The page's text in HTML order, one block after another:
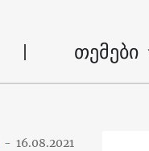
თემები
- 16.08.2021